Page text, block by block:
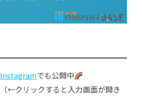
Instagramでも公開中
（←クリックすると入力画面が開き